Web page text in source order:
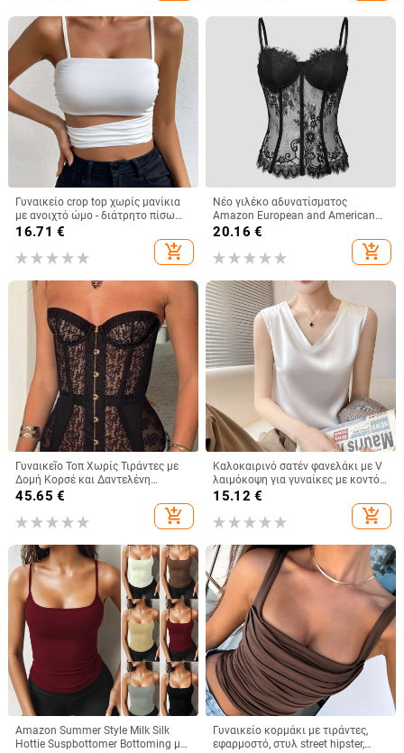
Γυναικείο crop top χωρίς μανίκια
με ανοιχτό ώμο - διάτρητο πίσω
σχέδιο, άνετη γραμμή, κοντό
μήκος, μίξη πολυεστέρα-ελαστάν
16.71 €
add_shopping_cart
Νέο γιλέκο αδυνατίσματος
Amazon European and American
Street Spice Girl Lace Eyelashes
Γυναικείο 9018
20.16 €
add_shopping_cart
Γυναικεῖο Τοπ Χωρίς Τιράντες με
Δομή Κορσέ και Δαντελένη
Επένδυση, Στενή Γραμμή,
45.65 €
add_shopping_cart
Καλοκαιρινό σατέν φανελάκι με V
λαιμόκοψη για γυναίκες με κοντό,
φαρδύ αμάνικο σλιπ κοστουμιού
15.12 €
add_shopping_cart
Amazon Summer Style Milk Silk
Hottie Suspbottomer Bottoming με
Γυναικείο κορμάκι με τιράντες,
εφαρμοστό, στυλ street hipster,